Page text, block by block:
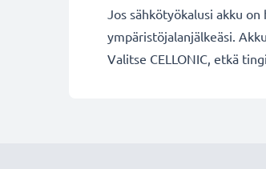
Jos sähkötyökalusi akku
ympäristöjalanjälkeäsi.
Valitse CELLONIC, etkä